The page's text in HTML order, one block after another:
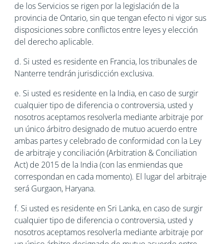
de los Servicios se rigen por la legislación de la
provincia de Ontario, sin que tengan efecto ni vigor sus
disposiciones sobre conflictos entre leyes y elección
del derecho aplicable.
d. Si usted es residente en Francia, los tribunales de
Nanterre tendrán jurisdicción exclusiva.
e. Si usted es residente en la India, en caso de surgir
cualquier tipo de diferencia o controversia, usted y
nosotros aceptamos resolverla mediante arbitraje por
un único árbitro designado de mutuo acuerdo entre
ambas partes y celebrado de conformidad con la Ley
de arbitraje y conciliación (Arbitration & Conciliation
Act) de 2015 de la India (con las enmiendas que
correspondan en cada momento). El lugar del arbitraje
será Gurgaon, Haryana.
f. Si usted es residente en Sri Lanka, en caso de surgir
cualquier tipo de diferencia o controversia, usted y
nosotros aceptamos resolverla mediante arbitraje por